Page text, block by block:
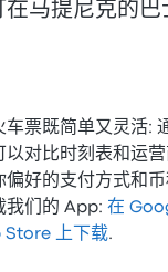
在马提尼克的巴
车票既简单又灵活:
以对比时刻表和运
偏好的支付方式和币
我们的 App:在
Store 上下载.